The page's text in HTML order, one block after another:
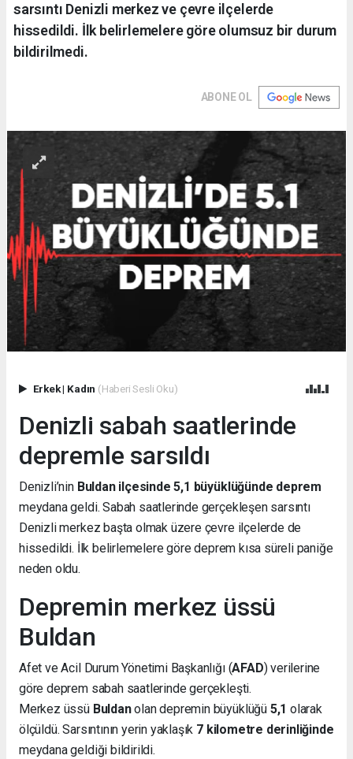
sarsıntı Denizli merkez ve çevre ilçelerde
hissedildi. İlk belirlemelere göre olumsuz bir durum
bildirilmedi.
ABONE OL
Erkek| Kadın (Haberi Sesli Oku)
Denizli sabah saatlerinde
depremle sarsıldı
Denizli’nin Buldan ilçesinde 5,1 büyüklüğünde deprem
meydana geldi. Sabah saatlerinde gerçekleşen sarsıntı
Denizli merkez başta olmak üzere çevre ilçelerde de
hissedildi. İlk belirlemelere göre deprem kısa süreli paniğe
neden oldu.
Depremin merkez üssü
Buldan
Afet ve Acil Durum Yönetimi Başkanlığı (AFAD) verilerine
göre deprem sabah saatlerinde gerçekleşti.
Merkez üssü Buldanolan depremin büyüklüğü 5,1 olarak
ölçüldü. Sarsıntının yerin yaklaşık 7 kilometre derinliğinde
meydana geldiği bildirildi.